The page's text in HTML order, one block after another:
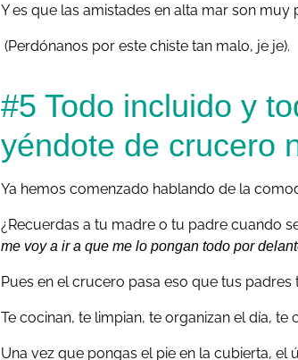
Y es que las amistades en alta mar son muy
(Perdónanos por este chiste tan malo, je je).
#5 Todo incluido y
yéndote de crucero
Ya hemos comenzado hablando de la
¿Recuerdas a tu madre o tu padre cuando
me voy a ir a que me lo pongan todo por
Pues en el crucero pasa eso que tus padres
Te cocinan, te limpian, te organizan el día,
Una vez que pongas el pie en la cubierta,